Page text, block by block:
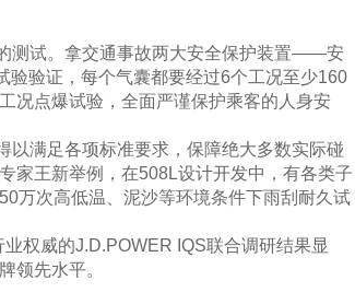
测试。拿交通事故两大安全保护装置——安
验证，每个气囊都要经过6个工况至少160
况点爆试验，全面严谨保护乘客的人身安
以满足各项标准要求，保障绝大多数实际碰
家王新举例，在508L设计开发中，有各类子
万次高低温、泥沙等环境条件下雨刮耐久试
权威的J.D.POWER IQS联合调研结果显
领先水平。